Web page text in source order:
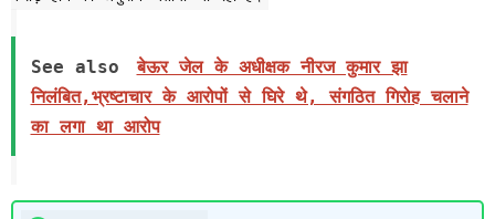
See also
बेऊर जेल के अधीक्षक नीरज कुमार झा
निलंबित,भ्रष्टाचार के आरोपों से घिरे थे, संगठित गिरोह चलाने
का लगा था आरोप